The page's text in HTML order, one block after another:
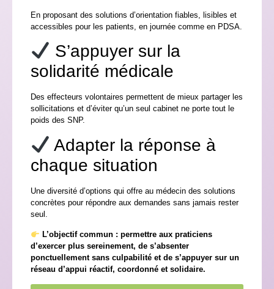
En proposant des solutions d’orientation fiables, lisibles et
accessibles pour les patients, en journée comme en PDSA.
S’appuyer sur la
solidarité médicale
Des effecteurs volontaires permettent de mieux partager les
sollicitations et d’éviter qu’un seul cabinet ne porte tout le
poids des SNP.
Adapter la réponse à
chaque situation
Une diversité d’options qui offre au médecin des solutions
concrètes pour répondre aux demandes sans jamais rester
seul.
L’objectif commun : permettre aux praticiens
d’exercer plus sereinement, de s’absenter
ponctuellement sans culpabilité et de s’appuyer sur un
réseau d’appui réactif, coordonné et solidaire.